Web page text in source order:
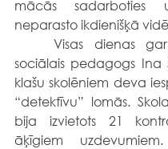
mācās sadarboties
neparasto ikdienišķā
	Visas dienas garumā skolas
sociālais pedagogs Ina
klašu skolēniem deva
“detektīvu” lomās.
bija izvietots 21
āķīgiem